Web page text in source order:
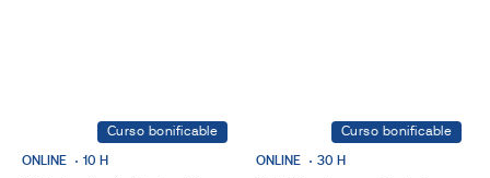
Curso bonificable
ONLINE 10 H
Curso bonificable
ONLINE 30 H